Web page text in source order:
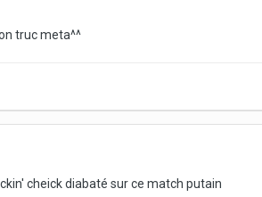
truc meta^^
cheick diabaté sur ce match putain